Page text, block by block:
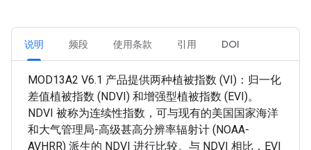
说明 频段 使用条款 引用 DOI
MOD13A2 V6.1 产品提供两种植被指数 (VI)：归一化
差值植被指数 (NDVI) 和增强型植被指数 (EVI)。
NDVI 被称为连续性指数，可与现有的美国国家海洋
和大气管理局-高级甚高分辨率辐射计 (NOAA-
AVHRR) 派生的 NDVI 进行比较。与 NDVI 相比，EVI